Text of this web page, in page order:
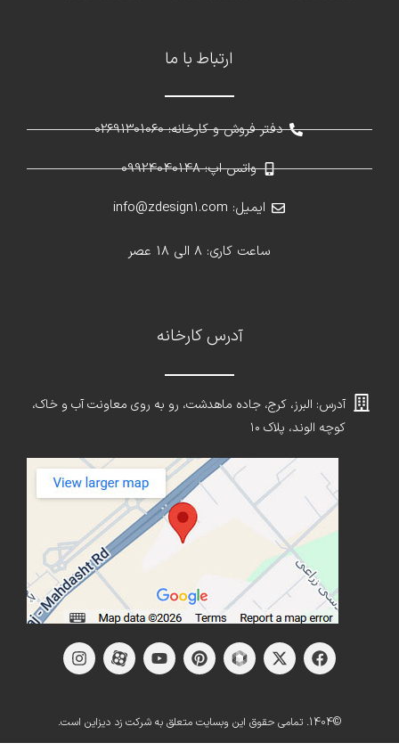
ارتباط با ما
دفتر فروش و کارخانه: 02691301060
واتس اپ: 09924040148
ایمیل: info@zdesign1.com
ساعت کاری: 8 الی 18 عصر
آدرس کارخانه
آدرس: البرز، کرج، جاده ماهدشت، رو به روی معاونت آب و خاک،
کوچه الوند، پلاک ۱۰
©1404. تمامی حقوق این وبسایت متعلق به شرکت زد دیزاین است.
میز